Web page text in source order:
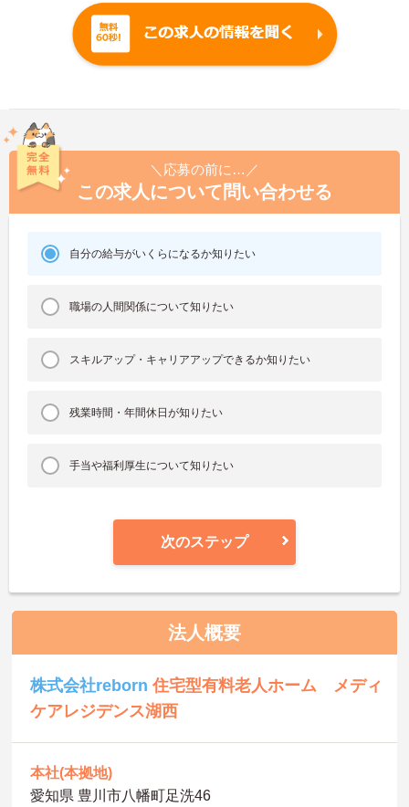
＼応募の前に…／
この求人について問い合わせる
自分の給与がいくらになるか知りたい
職場の人間関係について知りたい
スキルアップ・キャリアアップできるか知りたい
残業時間・年間休日が知りたい
手当や福利厚生について知りたい
次のステップ
法人概要
株式会社reborn住宅型有料老人ホーム メディ
ケアレジデンス湖西
本社(本拠地)
愛知県 豊川市八幡町足洗46